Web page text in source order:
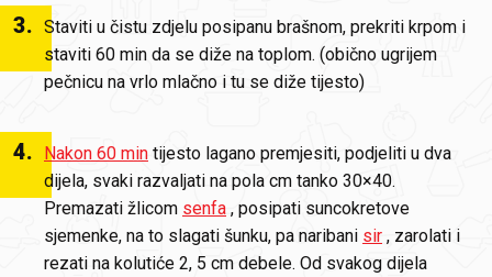
3. Staviti u čistu zdjelu posipanu brašnom, prekriti krpom i
staviti 60 min da se diže na toplom. (obično ugrijem
pečnicu na vrlo mlačno i tu se diže tijesto)
4. Nakon 60 min tijesto lagano premjesiti, podjeliti u dva
dijela, svaki razvaljati na pola cm tanko 30×40.
Premazati žlicom senfa , posipati suncokretove
sjemenke, na to slagati šunku, pa naribani sir , zarolati i
rezati na kolutiće 2, 5 cm debele. Od svakog dijela